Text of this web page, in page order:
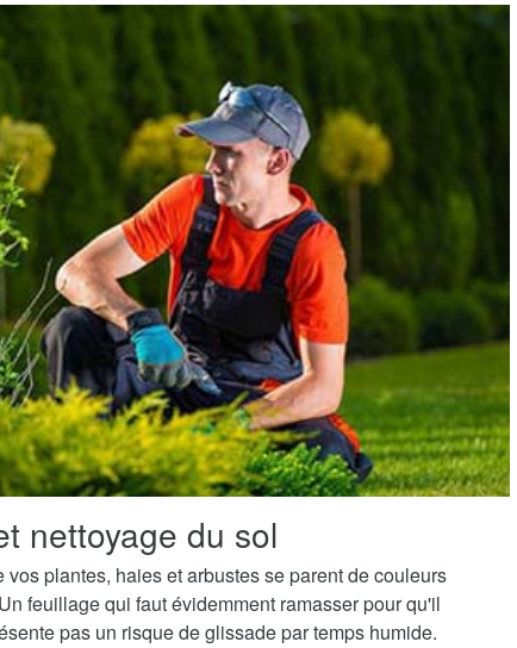
nettoyage du sol
plantes, haies et arbustes se parent de couleurs
feuillage qui faut évidemment ramasser pour qu'il
pas un risque de glissade par temps humide.